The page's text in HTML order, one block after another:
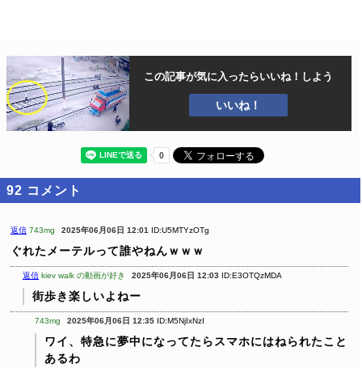
この記事が気に入ったらいいね！しよう
いいね！
92 コメント
返信 743mg 2025年06月06日 12:01 ID:U5MTYzOTg
ぐれたメーテルって誰やねんｗｗｗ
返信 kiev walk の動画が好き 2025年06月06日 12:03 ID:E3OTQzMDA
街歩き楽しいよねー
743mg 2025年06月06日 12:35 ID:M5NjIxNzI
ワイ、特急に夢中になってたらスマホにはねられたこと
あるわ